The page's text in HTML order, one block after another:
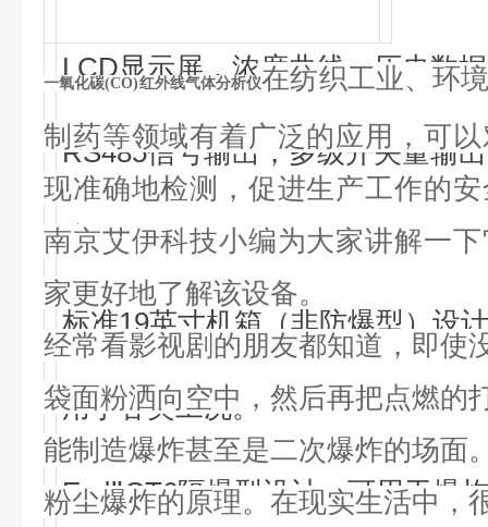
LCD显示屏，浓度曲线、历史数
RS485信号输出，多级开关量输
统。
标准19英寸机箱（非防爆型）设
用于各类工况。
ExdⅡCT6隔爆型设计，可用于爆
一氧化碳(CO)红外线气体分析仪在纺织工业、环
制药等领域有着广泛的应用，可
现准确地检测，促进生产工作的
南京艾伊科技小编为大家讲解一
家更好地了解该设备。
经常看影视剧的朋友都知道，即使
袋面粉洒向空中，然后再把点燃的
能制造爆炸甚至是二次爆炸的场面
粉尘爆炸的原理。在现实生活中，